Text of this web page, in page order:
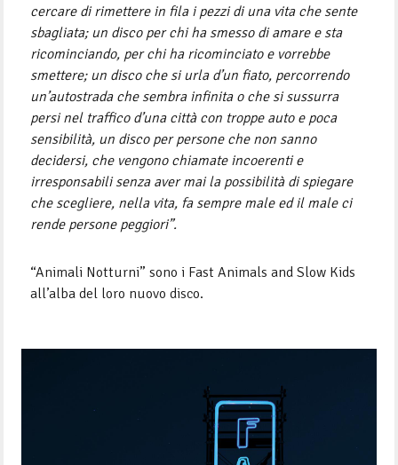
cercare di rimettere in fila i pezzi di una vita che sente
sbagliata; un disco per chi ha smesso di amare e sta
ricominciando, per chi ha ricominciato e vorrebbe
smettere; un disco che si urla d’un fiato, percorrendo
un’autostrada che sembra infinita o che si sussurra
persi nel traffico d’una città con troppe auto e poca
sensibilità, un disco per persone che non sanno
decidersi, che vengono chiamate incoerenti e
irresponsabili senza aver mai la possibilità di spiegare
che scegliere, nella vita, fa sempre male ed il male ci
rende persone peggiori”.
“Animali Notturni” sono i Fast Animals and Slow Kids
all’alba del loro nuovo disco.